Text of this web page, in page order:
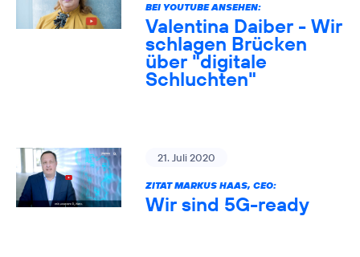
BEI YOUTUBE ANSEHEN:
Valentina Daiber - Wir
schlagen Brücken
über "digitale
Schluchten"
21. Juli 2020
ZITAT MARKUS HAAS, CEO:
Wir sind 5G-ready